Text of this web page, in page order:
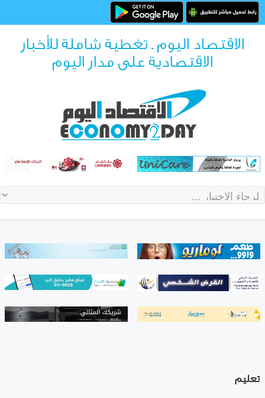
الاقتصاد اليوم ـ تغطية شاملة للأخبار
الاقتصادية على مدار اليوم
تعليم